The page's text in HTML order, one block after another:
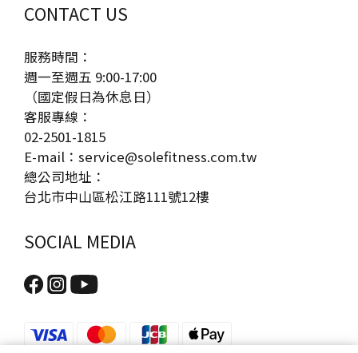
CONTACT US
服務時間：
週一至週五 9:00-17:00
（國定假日為休息日）
客服專線：
02-2501-1815
E-mail：service@solefitness.com.tw
總公司地址：
台北市中山區松江路111號12樓
SOCIAL MEDIA